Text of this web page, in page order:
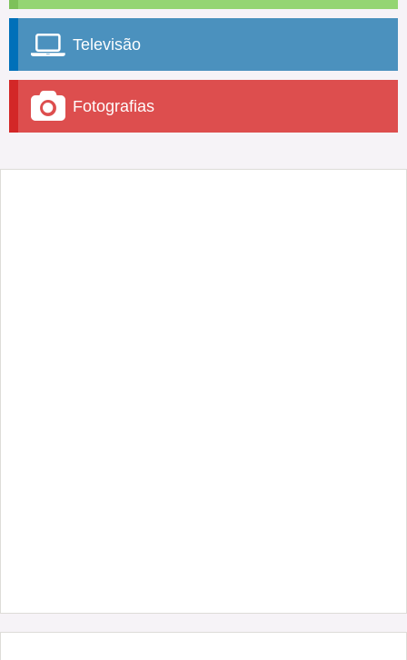
Televisão
Fotografias